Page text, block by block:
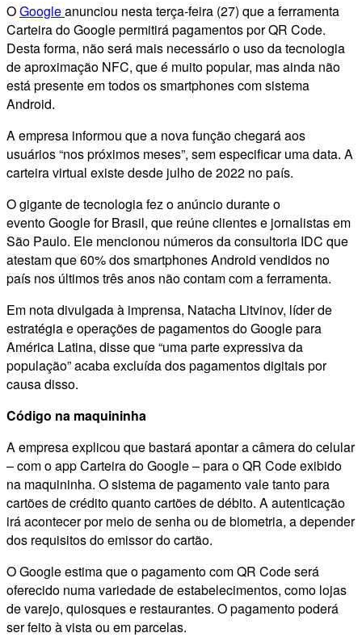
OGoogleanunciou nesta terça-feira (27) que a ferramenta
Carteira do Google permitirá pagamentos por QR Code.
Desta forma, não será mais necessário o uso da tecnologia
de aproximação NFC, que é muito popular, mas ainda não
está presente em todos os smartphones com sistema
Android.
A empresa informou que a nova função chegará aos
usuários “nos próximos meses”, sem especificar uma data. A
carteira virtual existe desde julho de 2022 no país.
O gigante de tecnologia fez o anúncio durante o
evento Google for Brasil, que reúne clientes e jornalistas em
São Paulo. Ele mencionou números da consultoria IDC que
atestam que 60% dos smartphones Android vendidos no
país nos últimos três anos não contam com a ferramenta.
Em nota divulgada à imprensa, Natacha Litvinov, líder de
estratégia e operações de pagamentos do Google para
América Latina, disse que “uma parte expressiva da
população” acaba excluída dos pagamentos digitais por
causa disso.
Código na maquininha
A empresa explicou que bastará apontar a câmera do celular
– com o app Carteira do Google – para o QR Code exibido
na maquininha. O sistema de pagamento vale tanto para
cartões de crédito quanto cartões de débito. A autenticação
irá acontecer por meio de senha ou de biometria, a depender
dos requisitos do emissor do cartão.
O Google estima que o pagamento com QR Code será
oferecido numa variedade de estabelecimentos, como lojas
de varejo, quiosques e restaurantes. O pagamento poderá
ser feito à vista ou em parcelas.